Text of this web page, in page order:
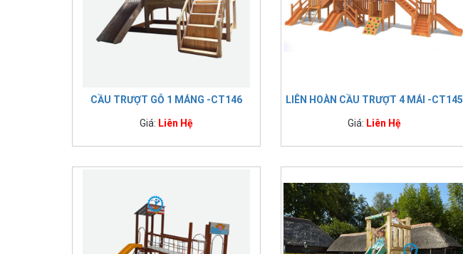
CẦU TRƯỢT GỖ 1 MÁNG -CT146
Giá: Liên Hệ
LIÊN HOÀN CẦU TRƯỢT 4 MÁI -CT145
Giá: Liên Hệ